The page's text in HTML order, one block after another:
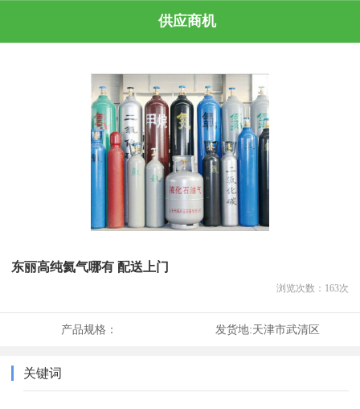
供应商机
东丽高纯氦气哪有 配送上门
浏览次数： 163次
产品规格： 发货地:天津市武清区
关键词